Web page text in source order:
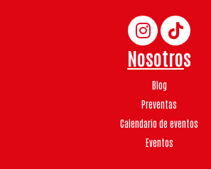
Nosotros
Blog
Preventas
Calendario de eventos
Eventos